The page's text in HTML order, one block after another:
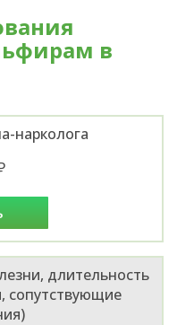
в
нарколога
длительность
сопутствующие